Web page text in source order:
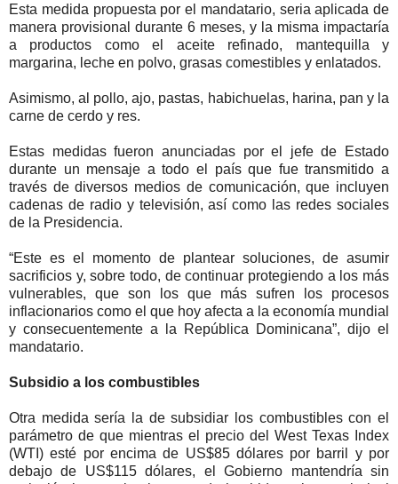
Esta medida propuesta por el mandatario, seria aplicada de
manera provisional durante 6 meses, y la misma impactaría
a productos como el aceite refinado, mantequilla y
margarina, leche en polvo, grasas comestibles y enlatados.
Asimismo, al pollo, ajo, pastas, habichuelas, harina, pan y la
carne de cerdo y res.
Estas medidas fueron anunciadas por el jefe de Estado
durante un mensaje a todo el país que fue transmitido a
través de diversos medios de comunicación, que incluyen
cadenas de radio y televisión, así como las redes sociales
de la Presidencia.
“Este es el momento de plantear soluciones, de asumir
sacrificios y, sobre todo, de continuar protegiendo a los más
vulnerables, que son los que más sufren los procesos
inflacionarios como el que hoy afecta a la economía mundial
y consecuentemente a la República Dominicana”, dijo el
mandatario.
Subsidio a los combustibles
Otra medida sería la de subsidiar los combustibles con el
parámetro de que mientras el precio del West Texas Index
(WTI) esté por encima de US$85 dólares por barril y por
debajo de US$115 dólares, el Gobierno mantendría sin